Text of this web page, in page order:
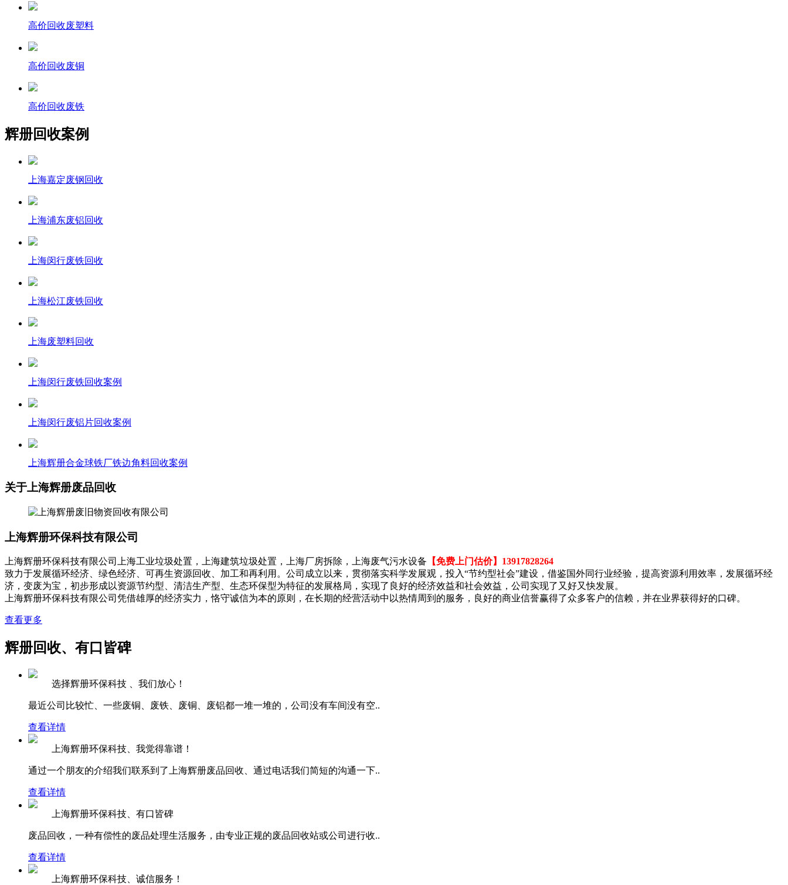
高价回收废塑料
高价回收废铜
高价回收废铁
辉册回收案例
上海嘉定废钢回收
上海浦东废铝回收
上海闵行废铁回收
上海松江废铁回收
上海废塑料回收
上海闵行废铁回收案例
上海闵行废铝片回收案例
上海辉册合金球铁厂铁边角料回收案例
关于上海辉册废品回收
上海辉册环保科技有限公司
上海辉册环保科技有限公司上海工业垃圾处置，上海建筑垃圾处置，上海厂房拆除，上海废气污水设备 【免费上门估价】13917828264
致力于发展循环经济、绿色经济、可再生资源回收、加工和再利用。公司成立以来，贯彻落实科学发展观，投入“节约型社会”建设，借鉴国外同行业经验，提高资源利用效率，发展循环经
济，变废为宝，初步形成以资源节约型、清洁生产型、生态环保型为特征的发展格局，实现了良好的经济效益和社会效益，公司实现了又好又快发展。
上海辉册环保科技有限公司凭借雄厚的经济实力，恪守诚信为本的原则，在长期的经营活动中以热情周到的服务，良好的商业信誉赢得了众多客户的信赖，并在业界获得好的口碑。
查看更多
辉册回收、有口皆碑
选择辉册环保科技 、我们放心！
最近公司比较忙、一些废铜、废铁、废铜、废铝都一堆一堆的，公司没有车间没有空..
查看详情
上海辉册环保科技、我觉得靠谱！
通过一个朋友的介绍我们联系到了上海辉册废品回收、通过电话我们简短的沟通一下..
查看详情
上海辉册环保科技、有口皆碑
废品回收，一种有偿性的废品处理生活服务，由专业正规的废品回收站或公司进行收..
查看详情
上海辉册环保科技、诚信服务！